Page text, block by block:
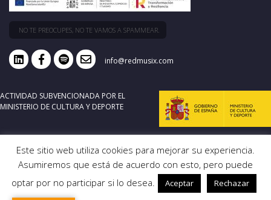
NO TE PREOCUPES, NO TE VAMOS A SPAMMEAR.
info@redmusix.com
ACTIVIDAD SUBVENCIONADA POR EL
MINISTERIO DE CULTURA Y DEPORTE
Este sitio web utiliza cookies para mejorar su experiencia.
Asumiremos que está de acuerdo con esto, pero puede
optar por no participar si lo desea.
Aceptar Rechazar